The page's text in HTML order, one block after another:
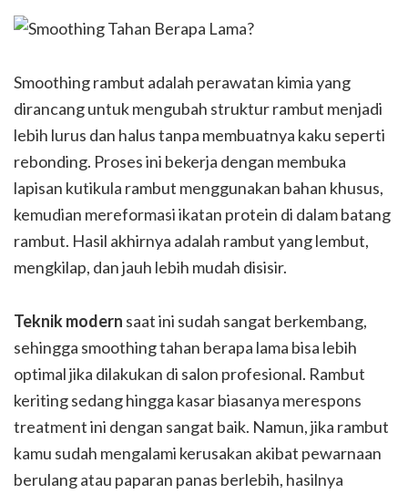
Smoothing rambut adalah perawatan kimia yang
dirancang untuk mengubah struktur rambut menjadi
lebih lurus dan halus tanpa membuatnya kaku seperti
rebonding. Proses ini bekerja dengan membuka
lapisan kutikula rambut menggunakan bahan khusus,
kemudian mereformasi ikatan protein di dalam batang
rambut. Hasil akhirnya adalah rambut yang lembut,
mengkilap, dan jauh lebih mudah disisir.
Teknik modern saat ini sudah sangat berkembang,
sehingga smoothing tahan berapa lama bisa lebih
optimal jika dilakukan di salon profesional. Rambut
keriting sedang hingga kasar biasanya merespons
treatment ini dengan sangat baik. Namun, jika rambut
kamu sudah mengalami kerusakan akibat pewarnaan
berulang atau paparan panas berlebih, hasilnya